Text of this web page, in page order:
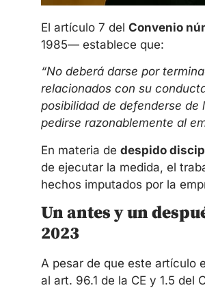
El artículo 7 del Convenio
1985— establece que:
“No deberá darse por
relacionados con su
posibilidad de defenderse
pedirse razonablemente al
En materia de despido
de ejecutar la medida, el
hechos imputados por la
Un antes y un
2023
A pesar de que este artículo
al art. 96.1 de la CE y 1.5